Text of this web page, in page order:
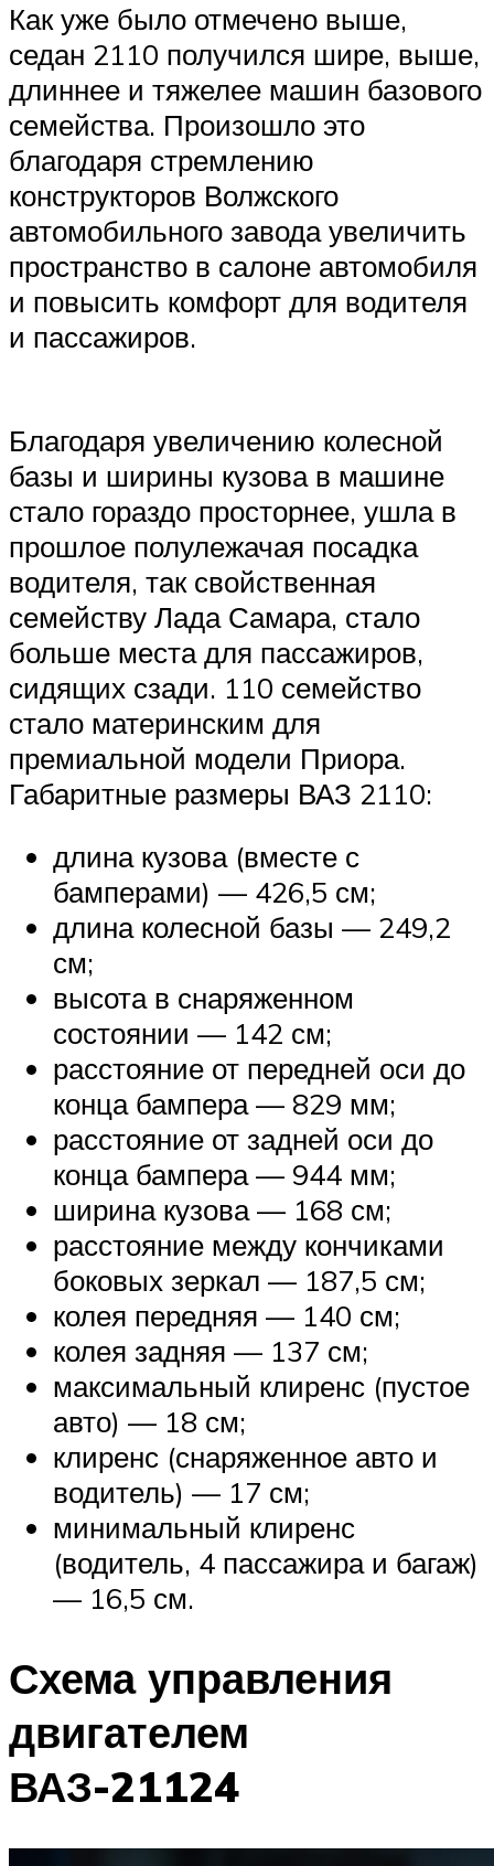
Как уже было отмечено выше,
седан 2110 получился шире, выше,
длиннее и тяжелее машин базового
семейства. Произошло это
благодаря стремлению
конструкторов Волжского
автомобильного завода увеличить
пространство в салоне автомобиля
и повысить комфорт для водителя
и пассажиров.
Благодаря увеличению колесной
базы и ширины кузова в машине
стало гораздо просторнее, ушла в
прошлое полулежачая посадка
водителя, так свойственная
семейству Лада Самара, стало
больше места для пассажиров,
сидящих сзади. 110 семейство
стало материнским для
премиальной модели Приора.
Габаритные размеры ВАЗ 2110:
длина кузова (вместе с
бамперами) — 426,5 см;
длина колесной базы — 249,2
см;
высота в снаряженном
состоянии — 142 см;
расстояние от передней оси до
конца бампера — 829 мм;
расстояние от задней оси до
конца бампера — 944 мм;
ширина кузова — 168 см;
расстояние между кончиками
боковых зеркал — 187,5 см;
колея передняя — 140 см;
колея задняя — 137 см;
максимальный клиренс (пустое
авто) — 18 см;
клиренс (снаряженное авто и
водитель) — 17 см;
минимальный клиренс
(водитель, 4 пассажира и багаж)
— 16,5 см.
Схема управления
двигателем
ВАЗ-21124